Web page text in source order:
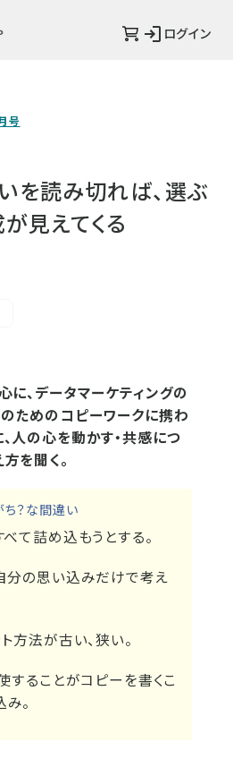
ログイン
号
を読み切れば、選ぶ
見えてくる
に、データマーケティングの
ためのコピーワークに携わ
人の心を動かす・共感につ
を聞く。
？な間違い
て詰め込もうとする。
分の思い込みだけで考え
方法が古い、狭い。
することがコピーを書くこ
。